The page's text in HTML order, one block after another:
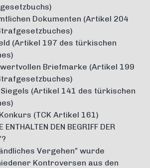
Dokumenten (Artikel 204
(Artikel 197 des türkischen
Briefmarke (Artikel 199
(Artikel 141 des türkischen
(TCK Artikel 161)
ENTHALTEN DEN BEGRIFF DER
Vergehen” wurde
Kontroversen aus den